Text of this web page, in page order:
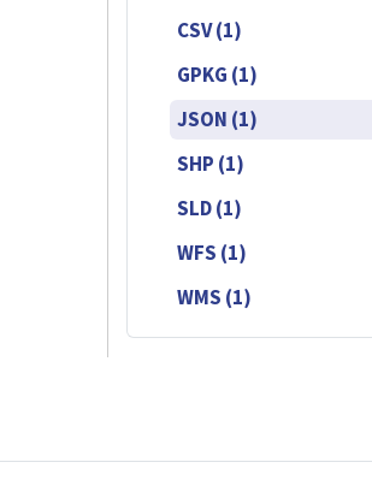
CSV (1)
GPKG (1)
JSON (1)
SHP (1)
SLD (1)
WFS (1)
WMS (1)